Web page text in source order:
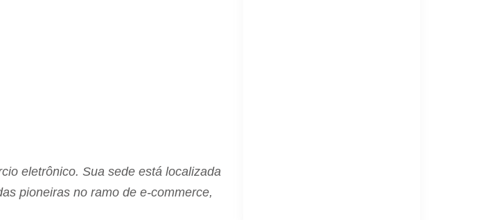
eletrônico. Sua sede está localizada
pioneiras no ramo de e-commerce,